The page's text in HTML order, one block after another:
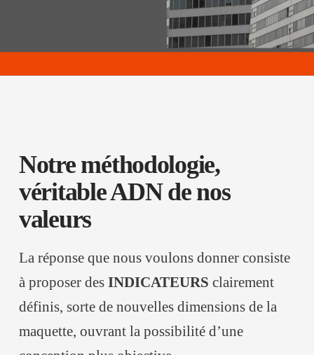
Notre méthodologie,
véritable ADN de nos
valeurs
La réponse que nous voulons donner consiste
à proposer des INDICATEURS clairement
définis, sorte de nouvelles dimensions de la
maquette, ouvrant la possibilité d’une